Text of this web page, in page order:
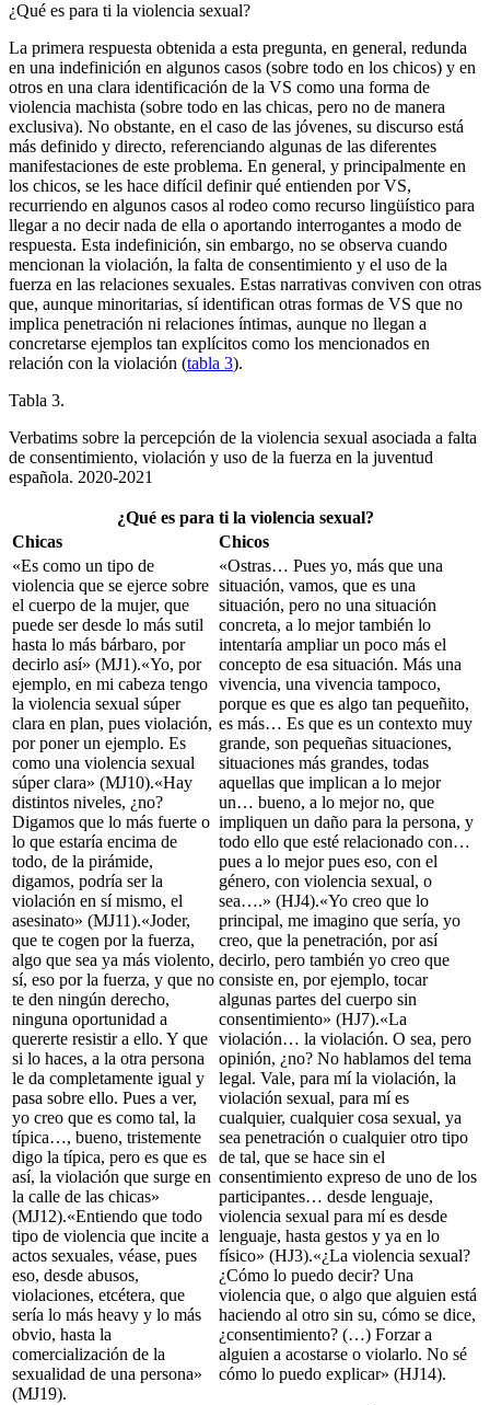
¿Qué es para ti la violencia sexual?
La primera respuesta obtenida a esta pregunta, en general, redunda
en una indefinición en algunos casos (sobre todo en los chicos) y en
otros en una clara identificación de la VS como una forma de
violencia machista (sobre todo en las chicas, pero no de manera
exclusiva). No obstante, en el caso de las jóvenes, su discurso está
más definido y directo, referenciando algunas de las diferentes
manifestaciones de este problema. En general, y principalmente en
los chicos, se les hace difícil definir qué entienden por VS,
recurriendo en algunos casos al rodeo como recurso lingüístico para
llegar a no decir nada de ella o aportando interrogantes a modo de
respuesta. Esta indefinición, sin embargo, no se observa cuando
mencionan la violación, la falta de consentimiento y el uso de la
fuerza en las relaciones sexuales. Estas narrativas conviven con otras
que, aunque minoritarias, sí identifican otras formas de VS que no
implica penetración ni relaciones íntimas, aunque no llegan a
concretarse ejemplos tan explícitos como los mencionados en
relación con la violación (tabla 3).
Tabla 3.
Verbatims sobre la percepción de la violencia sexual asociada a falta
de consentimiento, violación y uso de la fuerza en la juventud
española. 2020-2021
¿Qué es para ti la violencia sexual?
Chicas
Chicos
«Es como un tipo de
violencia que se ejerce sobre
el cuerpo de la mujer, que
puede ser desde lo más sutil
hasta lo más bárbaro, por
decirlo así» (MJ1).«Yo, por
ejemplo, en mi cabeza tengo
la violencia sexual súper
clara en plan, pues violación,
por poner un ejemplo. Es
como una violencia sexual
súper clara» (MJ10).«Hay
distintos niveles, ¿no?
Digamos que lo más fuerte o
lo que estaría encima de
todo, de la pirámide,
digamos, podría ser la
violación en sí mismo, el
asesinato» (MJ11).«Joder,
que te cogen por la fuerza,
algo que sea ya más violento,
sí, eso por la fuerza, y que no
te den ningún derecho,
ninguna oportunidad a
quererte resistir a ello. Y que
si lo haces, a la otra persona
le da completamente igual y
pasa sobre ello. Pues a ver,
yo creo que es como tal, la
típica…, bueno, tristemente
digo la típica, pero es que es
así, la violación que surge en
la calle de las chicas»
(MJ12).«Entiendo que todo
tipo de violencia que incite a
actos sexuales, véase, pues
eso, desde abusos,
violaciones, etcétera, que
sería lo más heavy y lo más
obvio, hasta la
comercialización de la
sexualidad de una persona»
(MJ19).
«Ostras… Pues yo, más que una
situación, vamos, que es una
situación, pero no una situación
concreta, a lo mejor también lo
intentaría ampliar un poco más el
concepto de esa situación. Más una
vivencia, una vivencia tampoco,
porque es que es algo tan pequeñito,
es más… Es que es un contexto muy
grande, son pequeñas situaciones,
situaciones más grandes, todas
aquellas que implican a lo mejor
un… bueno, a lo mejor no, que
impliquen un daño para la persona, y
todo ello que esté relacionado con…
pues a lo mejor pues eso, con el
género, con violencia sexual, o
sea….» (HJ4).«Yo creo que lo
principal, me imagino que sería, yo
creo, que la penetración, por así
decirlo, pero también yo creo que
consiste en, por ejemplo, tocar
algunas partes del cuerpo sin
consentimiento» (HJ7).«La
violación… la violación. O sea, pero
opinión, ¿no? No hablamos del tema
legal. Vale, para mí la violación, la
violación sexual, para mí es
cualquier, cualquier cosa sexual, ya
sea penetración o cualquier otro tipo
de tal, que se hace sin el
consentimiento expreso de uno de los
participantes… desde lenguaje,
violencia sexual para mí es desde
lenguaje, hasta gestos y ya en lo
físico» (HJ3).«¿La violencia sexual?
¿Cómo lo puedo decir? Una
violencia que, o algo que alguien está
haciendo al otro sin su, cómo se dice,
¿consentimiento? (…) Forzar a
alguien a acostarse o violarlo. No sé
cómo lo puedo explicar» (HJ14).